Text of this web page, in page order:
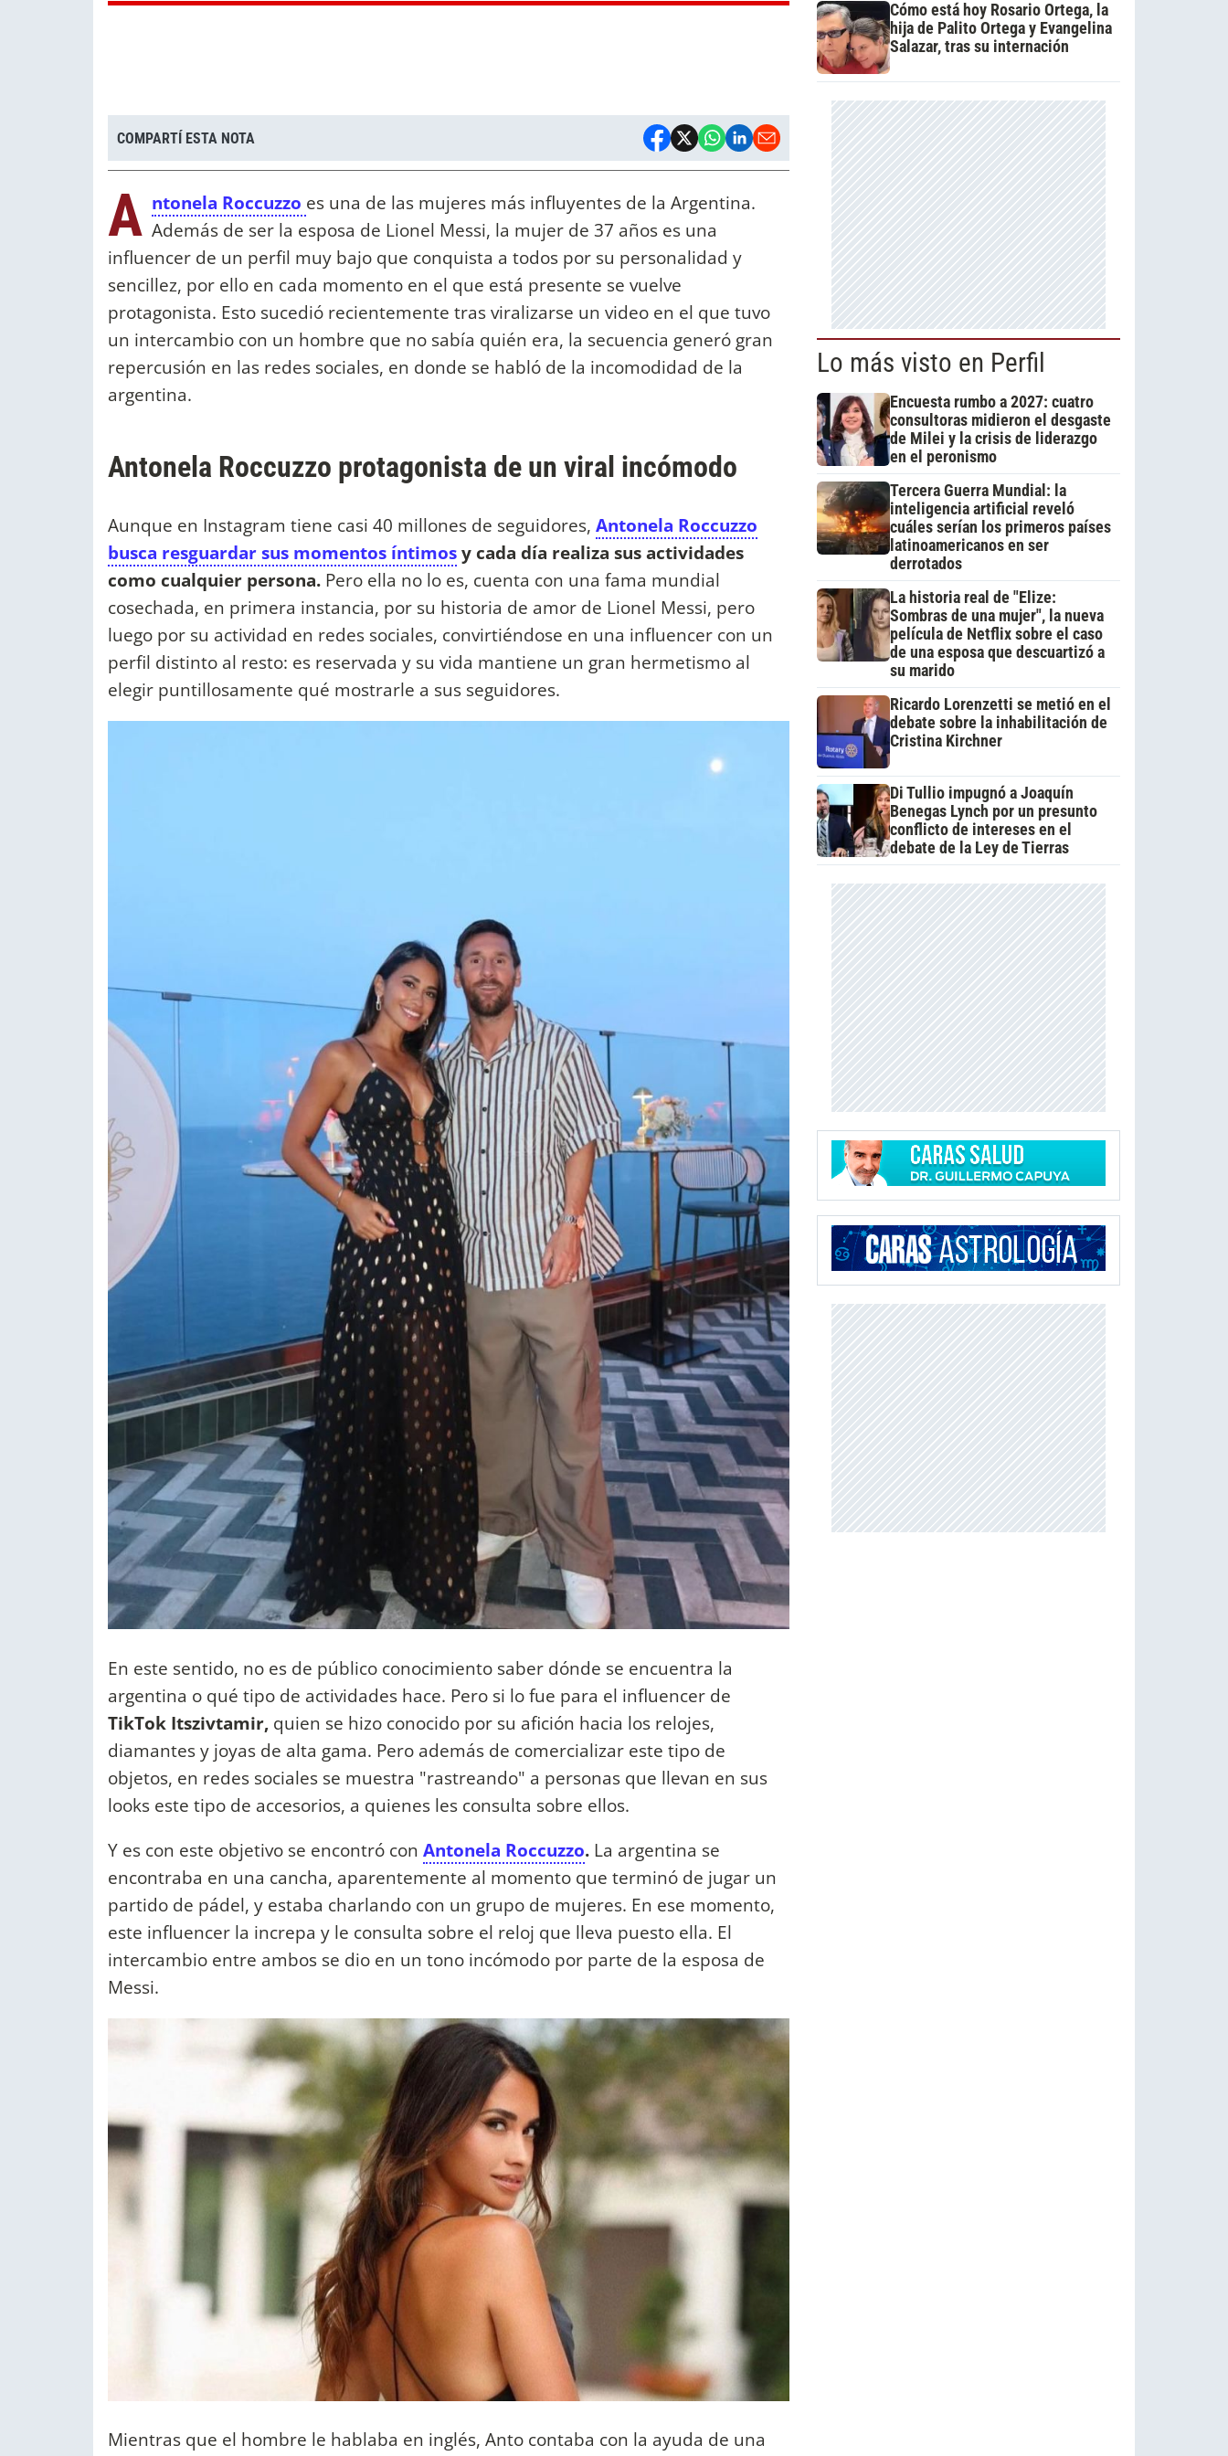
COMPARTÍ ESTA NOTA
A ntonela Roccuzzo es una de las mujeres más influyentes de la Argentina.
Además de ser la esposa de Lionel Messi, la mujer de 37 años es una
influencer de un perfil muy bajo que conquista a todos por su personalidad y
sencillez, por ello en cada momento en el que está presente se vuelve
protagonista. Esto sucedió recientemente tras viralizarse un video en el que tuvo
un intercambio con un hombre que no sabía quién era, la secuencia generó gran
repercusión en las redes sociales, en donde se habló de la incomodidad de la
argentina.
Antonela Roccuzzo protagonista de un viral incómodo
Aunque en Instagram tiene casi 40 millones de seguidores, Antonela Roccuzzo
busca resguardar sus momentos íntimosy cada día realiza sus actividades
como cualquier persona. Pero ella no lo es, cuenta con una fama mundial
cosechada, en primera instancia, por su historia de amor de Lionel Messi, pero
luego por su actividad en redes sociales, convirtiéndose en una influencer con un
perfil distinto al resto: es reservada y su vida mantiene un gran hermetismo al
elegir puntillosamente qué mostrarle a sus seguidores.
En este sentido, no es de público conocimiento saber dónde se encuentra la
argentina o qué tipo de actividades hace. Pero si lo fue para el influencer de
TikTok Itszivtamir, quien se hizo conocido por su afición hacia los relojes,
diamantes y joyas de alta gama. Pero además de comercializar este tipo de
objetos, en redes sociales se muestra "rastreando" a personas que llevan en sus
looks este tipo de accesorios, a quienes les consulta sobre ellos.
Y es con este objetivo se encontró con Antonela Roccuzzo. La argentina se
encontraba en una cancha, aparentemente al momento que terminó de jugar un
partido de pádel, y estaba charlando con un grupo de mujeres. En ese momento,
este influencer la increpa y le consulta sobre el reloj que lleva puesto ella. El
intercambio entre ambos se dio en un tono incómodo por parte de la esposa de
Messi.
Mientras que el hombre le hablaba en inglés, Anto contaba con la ayuda de una
Cómo está hoy Rosario Ortega, la
hija de Palito Ortega y Evangelina
Salazar, tras su internación
Lo más visto en Perfil
Encuesta rumbo a 2027: cuatro
consultoras midieron el desgaste
de Milei y la crisis de liderazgo
en el peronismo
Tercera Guerra Mundial: la
inteligencia artificial reveló
cuáles serían los primeros países
latinoamericanos en ser
derrotados
La historia real de "Elize:
Sombras de una mujer", la nueva
película de Netflix sobre el caso
de una esposa que descuartizó a
su marido
Ricardo Lorenzetti se metió en el
debate sobre la inhabilitación de
Cristina Kirchner
Di Tullio impugnó a Joaquín
Benegas Lynch por un presunto
conflicto de intereses en el
debate de la Ley de Tierras